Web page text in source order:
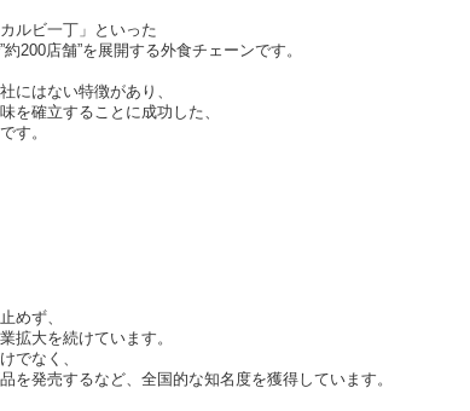
ルビ一丁」といった
200店舗”を展開する外食チェーンです。
にはない特徴があり、
を確立することに成功した、
す。
めず、
拡大を続けています。
でなく、
を発売するなど、全国的な知名度を獲得しています。